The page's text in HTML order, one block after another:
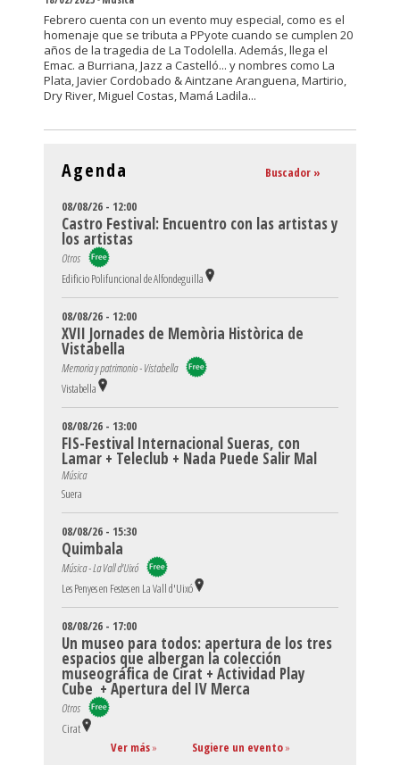
Febrero cuenta con un evento muy especial, como es el
homenaje que se tributa a PPyote cuando se cumplen 20
años de la tragedia de La Todolella. Además, llega el
Emac. a Burriana, Jazz a Castelló... y nombres como La
Plata, Javier Cordobado & Aintzane Aranguena, Martirio,
Dry River, Miguel Costas, Mamá Ladila...
Agenda Buscador »
08/08/26 - 12:00
Castro Festival: Encuentro con las artistas y
los artistas
Otros
Edificio Polifuncional de Alfondeguilla
08/08/26 - 12:00
XVII Jornades de Memòria Històrica de
Vistabella
Memoria y patrimonio - Vistabella
Vistabella
08/08/26 - 13:00
FIS-Festival Internacional Sueras, con
Lamar + Teleclub + Nada Puede Salir Mal
Música
Suera
08/08/26 - 15:30
Quimbala
Música - La Vall d'Uixó
Les Penyes en Festes en La Vall d'Uixó
08/08/26 - 17:00
Un museo para todos: apertura de los tres
espacios que albergan la colección
museográfica de Cirat + Actividad Play
Cube + Apertura del IV Merca
Otros
Cirat
Ver más» Sugiere un evento»